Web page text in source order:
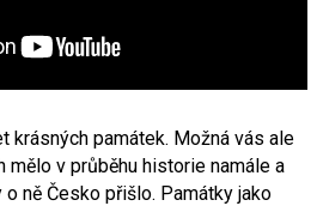
krásných památek. Možná vás ale
mělo v průběhu historie namále a
ně Česko přišlo. Památky jako